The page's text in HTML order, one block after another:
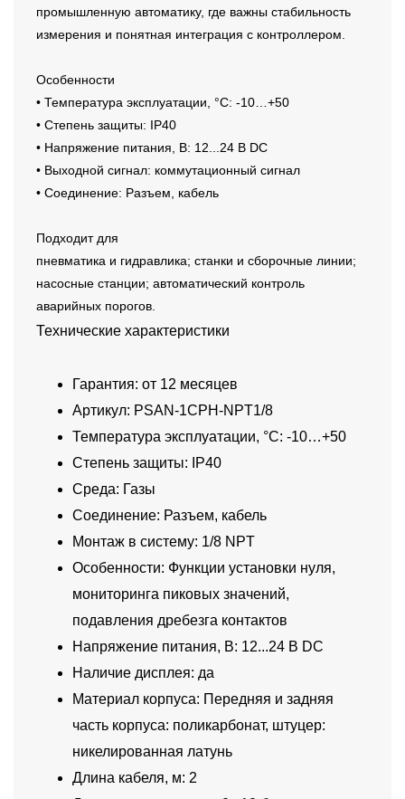
промышленную автоматику, где важны стабильность
измерения и понятная интеграция с контроллером.
Особенности
• Температура эксплуатации, °C: -10…+50
• Степень защиты: IP40
• Напряжение питания, В: 12...24 В DC
• Выходной сигнал: коммутационный сигнал
• Соединение: Разъем, кабель
Подходит для
пневматика и гидравлика; станки и сборочные линии;
насосные станции; автоматический контроль
аварийных порогов.
Технические характеристики
Гарантия: от 12 месяцев
Артикул: PSAN-1CPH-NPT1/8
Температура эксплуатации, °C: -10…+50
Степень защиты: IP40
Среда: Газы
Соединение: Разъем, кабель
Монтаж в систему: 1/8 NPT
Особенности: Функции установки нуля,
мониторинга пиковых значений,
подавления дребезга контактов
Напряжение питания, В: 12...24 В DC
Наличие дисплея: да
Материал корпуса: Передняя и задняя
часть корпуса: поликарбонат, штуцер:
никелированная латунь
Длина кабеля, м: 2